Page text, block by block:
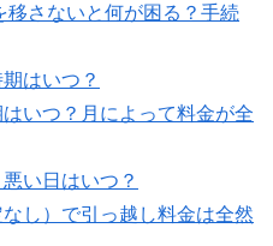
移さないと何が困る？手続
はいつ？
いつ？月によって料金が全
い日はいつ？
し）で引っ越し料金は全然